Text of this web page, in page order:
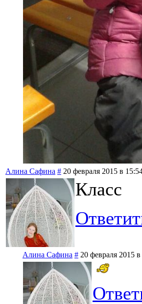
Алина Сафина # 20 февраля 2015 в
Класс
Алина Сафина # 20 февраля 2015